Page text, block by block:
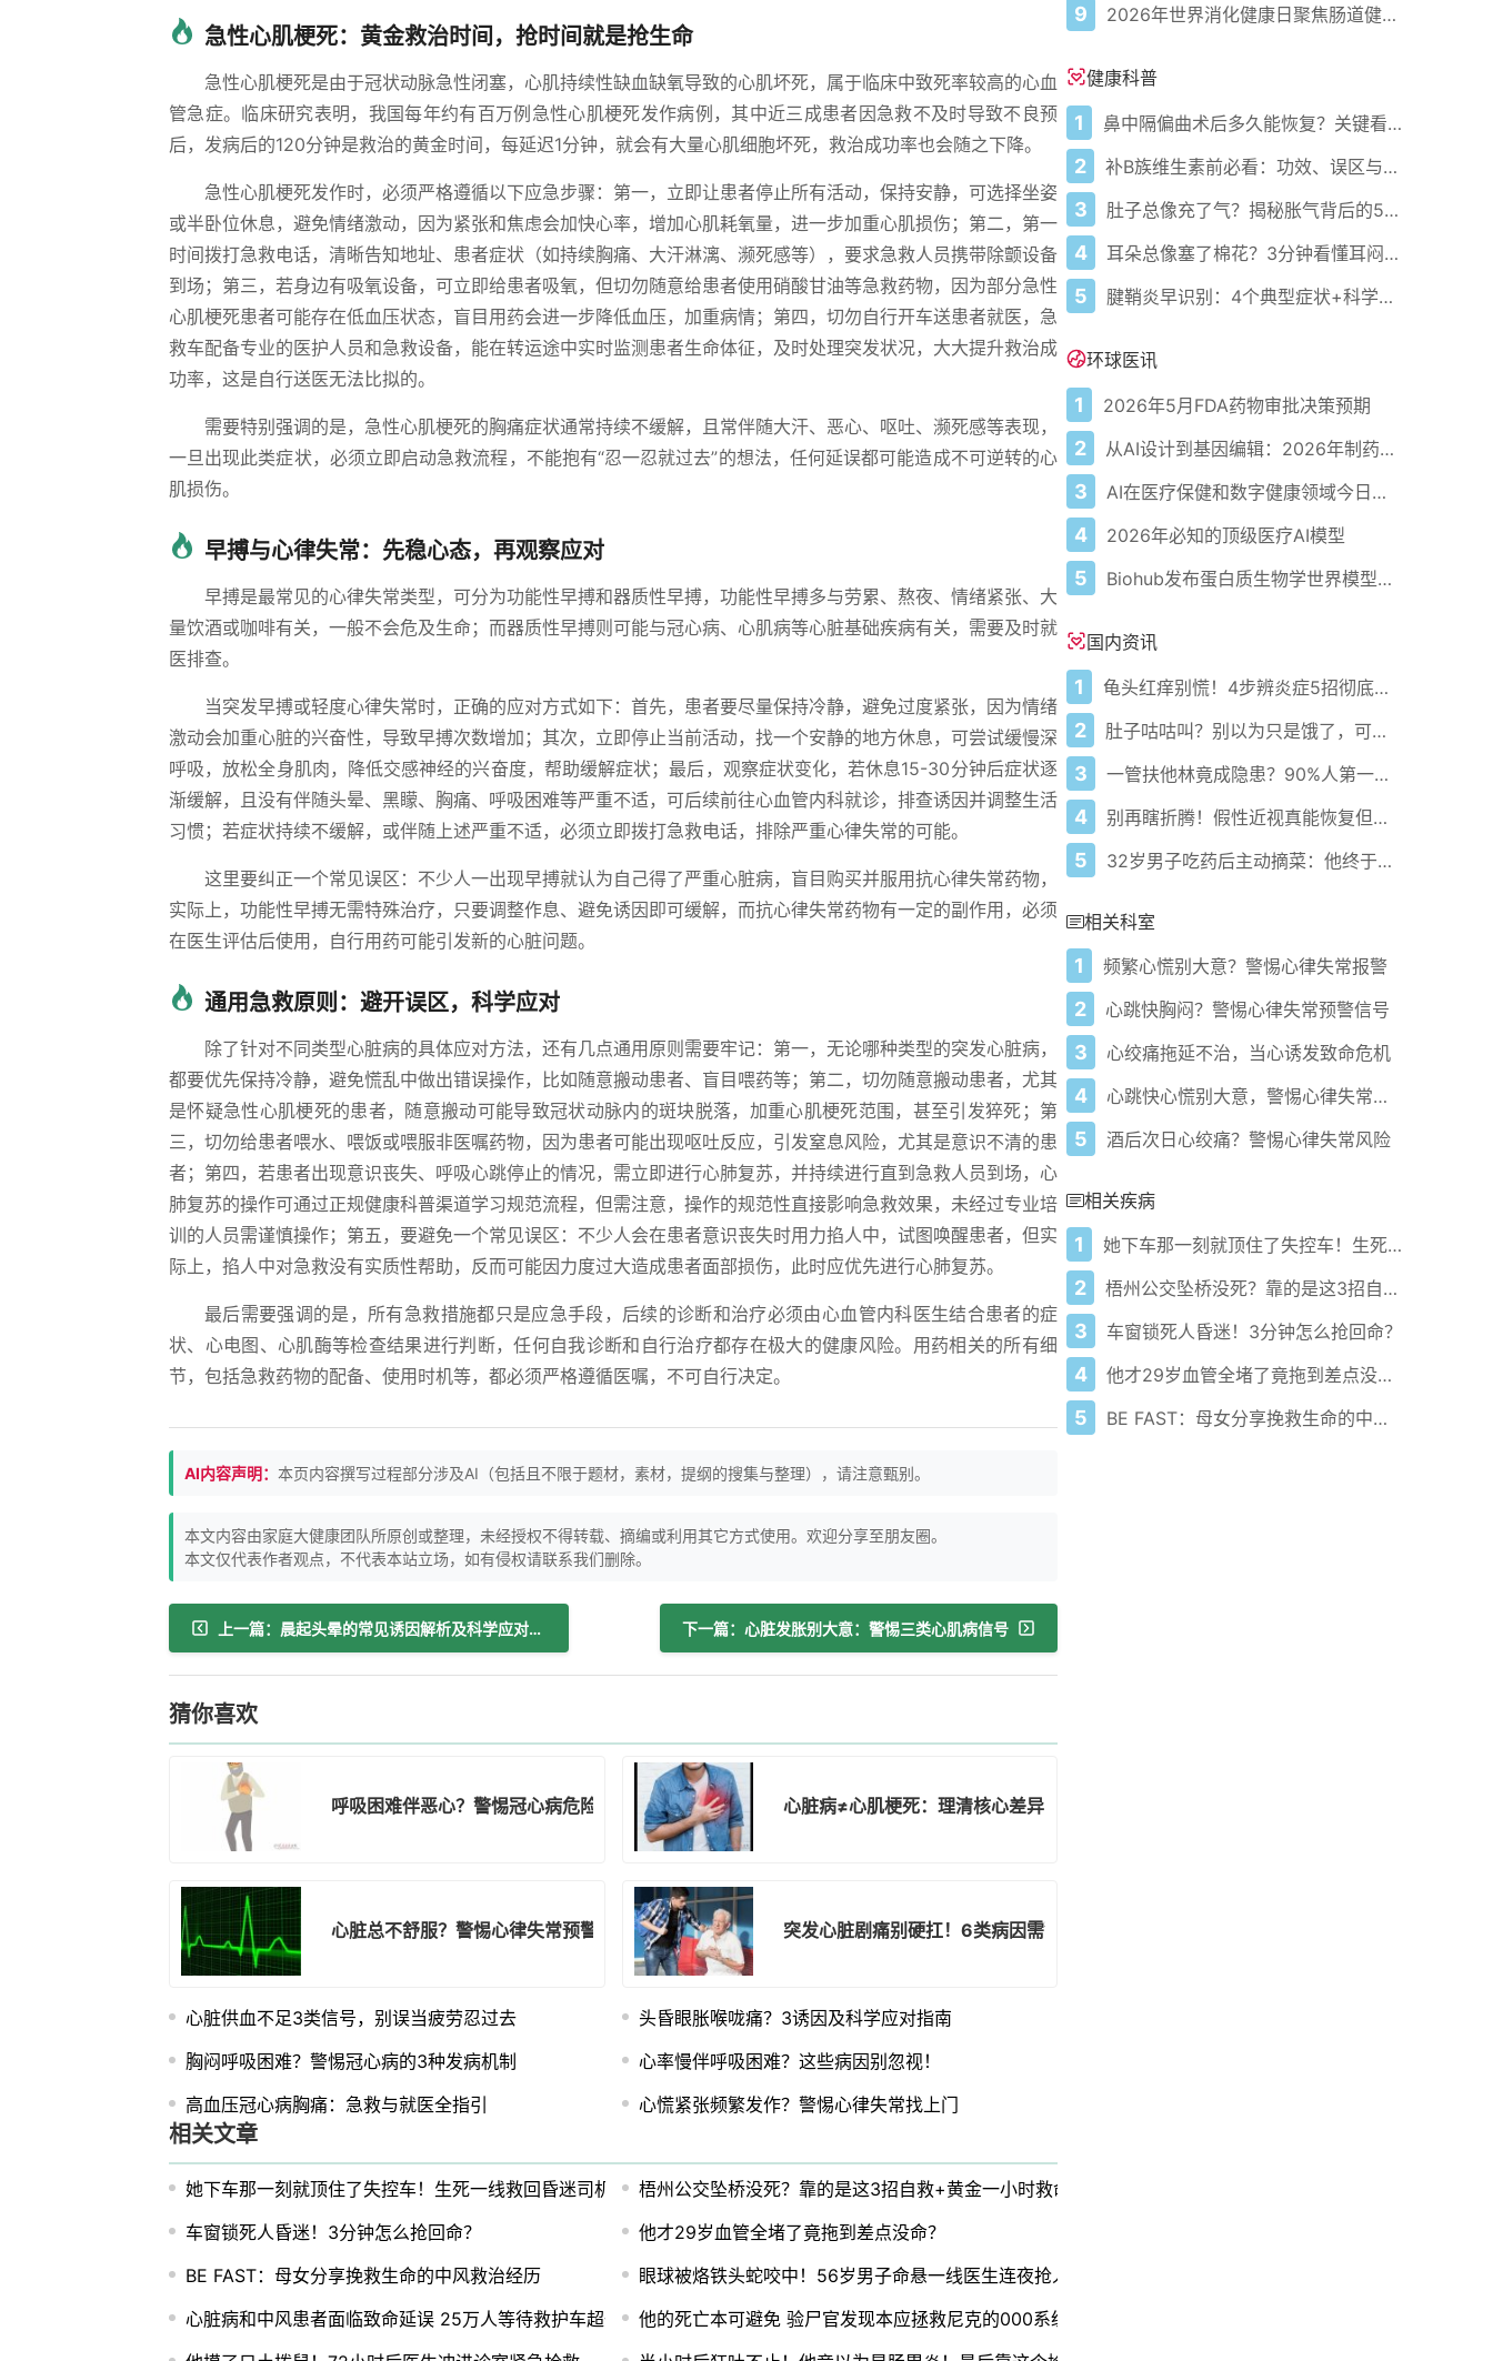
急性心肌梗死：黄金救治时间，抢时间就是抢生命
急性心肌梗死是由于冠状动脉急性闭塞，心肌持续性缺血缺氧导致的心肌坏死，属于临床中致死率较高的心血
管急症。临床研究表明，我国每年约有百万例急性心肌梗死发作病例，其中近三成患者因急救不及时导致不良预
后，发病后的120分钟是救治的黄金时间，每延迟1分钟，就会有大量心肌细胞坏死，救治成功率也会随之下降。
急性心肌梗死发作时，必须严格遵循以下应急步骤：第一，立即让患者停止所有活动，保持安静，可选择坐姿
或半卧位休息，避免情绪激动，因为紧张和焦虑会加快心率，增加心肌耗氧量，进一步加重心肌损伤；第二，第一
时间拨打急救电话，清晰告知地址、患者症状（如持续胸痛、大汗淋漓、濒死感等），要求急救人员携带除颤设备
到场；第三，若身边有吸氧设备，可立即给患者吸氧，但切勿随意给患者使用硝酸甘油等急救药物，因为部分急性
心肌梗死患者可能存在低血压状态，盲目用药会进一步降低血压，加重病情；第四，切勿自行开车送患者就医，急
救车配备专业的医护人员和急救设备，能在转运途中实时监测患者生命体征，及时处理突发状况，大大提升救治成
功率，这是自行送医无法比拟的。
需要特别强调的是，急性心肌梗死的胸痛症状通常持续不缓解，且常伴随大汗、恶心、呕吐、濒死感等表现，
一旦出现此类症状，必须立即启动急救流程，不能抱有“忍一忍就过去”的想法，任何延误都可能造成不可逆转的心
肌损伤。
早搏与心律失常：先稳心态，再观察应对
早搏是最常见的心律失常类型，可分为功能性早搏和器质性早搏，功能性早搏多与劳累、熬夜、情绪紧张、大
量饮酒或咖啡有关，一般不会危及生命；而器质性早搏则可能与冠心病、心肌病等心脏基础疾病有关，需要及时就
医排查。
当突发早搏或轻度心律失常时，正确的应对方式如下：首先，患者要尽量保持冷静，避免过度紧张，因为情绪
激动会加重心脏的兴奋性，导致早搏次数增加；其次，立即停止当前活动，找一个安静的地方休息，可尝试缓慢深
呼吸，放松全身肌肉，降低交感神经的兴奋度，帮助缓解症状；最后，观察症状变化，若休息15-30分钟后症状逐
渐缓解，且没有伴随头晕、黑矇、胸痛、呼吸困难等严重不适，可后续前往心血管内科就诊，排查诱因并调整生活
习惯；若症状持续不缓解，或伴随上述严重不适，必须立即拨打急救电话，排除严重心律失常的可能。
这里要纠正一个常见误区：不少人一出现早搏就认为自己得了严重心脏病，盲目购买并服用抗心律失常药物，
实际上，功能性早搏无需特殊治疗，只要调整作息、避免诱因即可缓解，而抗心律失常药物有一定的副作用，必须
在医生评估后使用，自行用药可能引发新的心脏问题。
通用急救原则：避开误区，科学应对
除了针对不同类型心脏病的具体应对方法，还有几点通用原则需要牢记：第一，无论哪种类型的突发心脏病，
都要优先保持冷静，避免慌乱中做出错误操作，比如随意搬动患者、盲目喂药等；第二，切勿随意搬动患者，尤其
是怀疑急性心肌梗死的患者，随意搬动可能导致冠状动脉内的斑块脱落，加重心肌梗死范围，甚至引发猝死；第
三，切勿给患者喂水、喂饭或喂服非医嘱药物，因为患者可能出现呕吐反应，引发窒息风险，尤其是意识不清的患
者；第四，若患者出现意识丧失、呼吸心跳停止的情况，需立即进行心肺复苏，并持续进行直到急救人员到场，心
肺复苏的操作可通过正规健康科普渠道学习规范流程，但需注意，操作的规范性直接影响急救效果，未经过专业培
训的人员需谨慎操作；第五，要避免一个常见误区：不少人会在患者意识丧失时用力掐人中，试图唤醒患者，但实
际上，掐人中对急救没有实质性帮助，反而可能因力度过大造成患者面部损伤，此时应优先进行心肺复苏。
最后需要强调的是，所有急救措施都只是应急手段，后续的诊断和治疗必须由心血管内科医生结合患者的症
状、心电图、心肌酶等检查结果进行判断，任何自我诊断和自行治疗都存在极大的健康风险。用药相关的所有细
节，包括急救药物的配备、使用时机等，都必须严格遵循医嘱，不可自行决定。
AI内容声明： 本页内容撰写过程部分涉及AI（包括且不限于题材，素材，提纲的搜集与整理），请注意甄别。
本文内容由家庭大健康团队所原创或整理，未经授权不得转载、摘编或利用其它方式使用。欢迎分享至朋友圈。
本文仅代表作者观点，不代表本站立场，如有侵权请联系我们删除。
上一篇：晨起头晕的常见诱因解析及科学应对策略 下一篇：心脏发胀别大意：警惕三类心肌病信号
猜你喜欢
呼吸困难伴恶心？警惕冠心病危险信号 心脏病≠心肌梗死：理清核心差异
心脏总不舒服？警惕心律失常预警 突发心脏剧痛别硬扛！6类病因需警惕
心脏供血不足3类信号，别误当疲劳忍过去
头昏眼胀喉咙痛？3诱因及科学应对指南
胸闷呼吸困难？警惕冠心病的3种发病机制
心率慢伴呼吸困难？这些病因别忽视！
高血压冠心病胸痛：急救与就医全指引
心慌紧张频繁发作？警惕心律失常找上门
相关文章
她下车那一刻就顶住了失控车！生死一线救回昏迷司机
梧州公交坠桥没死？靠的是这3招自救+黄金一小时救命逻辑！
车窗锁死人昏迷！3分钟怎么抢回命？
他才29岁血管全堵了竟拖到差点没命？
BE FAST：母女分享挽救生命的中风救治经历
眼球被烙铁头蛇咬中！56岁男子命悬一线医生连夜抢人
心脏病和中风患者面临致命延误 25万人等待救护车超一小时他的死亡本可避免 验尸官发现本应拯救尼克的000系统未能发挥作用
9 2026年世界消化健康日聚焦肠道健康进展与疾病意识
健康科普
1 鼻中隔偏曲术后多久能恢复？关键看这几点
2 补B族维生素前必看：功效、误区与科学补充指南
3 肚子总像充了气？揭秘胀气背后的5大元凶与自救指南
4 耳朵总像塞了棉花？3分钟看懂耳闷的真相与自救指南
5 腱鞘炎早识别：4个典型症状+科学应对，避免关节卡壳
环球医讯
1 2026年5月FDA药物审批决策预期
2 从AI设计到基因编辑：2026年制药领域重大突破
3 AI在医疗保健和数字健康领域今日动态——2026年5月4日
4 2026年必知的顶级医疗AI模型
5 Biohub发布蛋白质生物学世界模型以应对疾病
国内资讯
1 龟头红痒别慌！4步辨炎症5招彻底防复发
2 肚子咕咕叫？别以为只是饿了，可能是身体在求救！
3 一管扶他林竟成隐患？90%人第一步就错了！
4 别再瞎折腾！假性近视真能恢复但只有黄金3个月
5 32岁男子吃药后主动摘菜：他终于活过来了？
相关科室
1 频繁心慌别大意？警惕心律失常报警
2 心跳快胸闷？警惕心律失常预警信号
3 心绞痛拖延不治，当心诱发致命危机
4 心跳快心慌别大意，警惕心律失常信号
5 酒后次日心绞痛？警惕心律失常风险
相关疾病
1 她下车那一刻就顶住了失控车！生死一线救回昏迷司机
2 梧州公交坠桥没死？靠的是这3招自救+黄金一小时救命逻辑！
3 车窗锁死人昏迷！3分钟怎么抢回命？
4 他才29岁血管全堵了竟拖到差点没命？
5 BE FAST：母女分享挽救生命的中风救治经历